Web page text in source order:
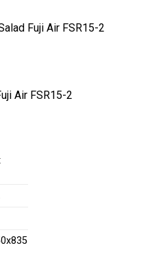
Fuji Air FSR15-2
Air FSR15-2